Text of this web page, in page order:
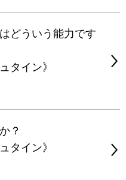
どういう能力です
タイン》
？
タイン》